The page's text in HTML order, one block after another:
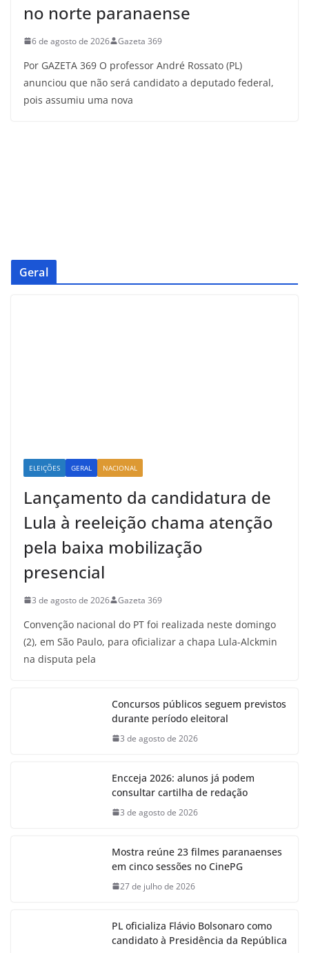
no norte paranaense
6 de agosto de 2026 Gazeta 369
Por GAZETA 369 O professor André Rossato (PL)
anunciou que não será candidato a deputado federal,
pois assumiu uma nova
Geral
ELEIÇÕES GERAL NACIONAL
Lançamento da candidatura de
Lula à reeleição chama atenção
pela baixa mobilização
presencial
3 de agosto de 2026 Gazeta 369
Convenção nacional do PT foi realizada neste domingo
(2), em São Paulo, para oficializar a chapa Lula-Alckmin
na disputa pela
Concursos públicos seguem previstos
durante período eleitoral
3 de agosto de 2026
Encceja 2026: alunos já podem
consultar cartilha de redação
3 de agosto de 2026
Mostra reúne 23 filmes paranaenses
em cinco sessões no CinePG
27 de julho de 2026
PL oficializa Flávio Bolsonaro como
candidato à Presidência da República